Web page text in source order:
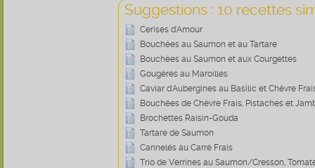
Suggestions : 10 recettes
Cerises d'Amour
Bouchées au Saumon et au Tartare
Bouchées au Saumon et aux Courgettes
Gougères au Maroilles
Caviar d'Aubergines au Basilic et Chèvre
Bouchées de Chèvre Frais, Pistaches et
Brochettes Raisin-Gouda
Tartare de Saumon
Cannelés au Carré Frais
Trio de Verrines au Saumon/Cresson,